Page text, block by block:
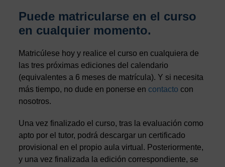
Puede matricularse en el curso
en cualquier momento.
Matricúlese hoy y realice el curso en cualquiera de
las tres próximas ediciones del calendario
(equivalentes a 6 meses de matrícula). Y si necesita
más tiempo, no dude en ponerse en contacto con
nosotros.
Una vez finalizado el curso, tras la evaluación como
apto por el tutor, podrá descargar un certificado
provisional en el propio aula virtual. Posteriormente,
y una vez finalizada la edición correspondiente, se